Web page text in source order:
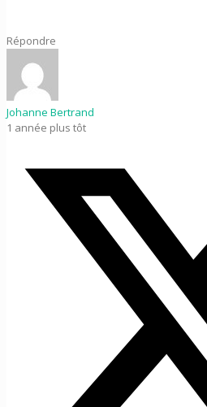
Répondre
Johanne Bertrand
1 année plus tôt